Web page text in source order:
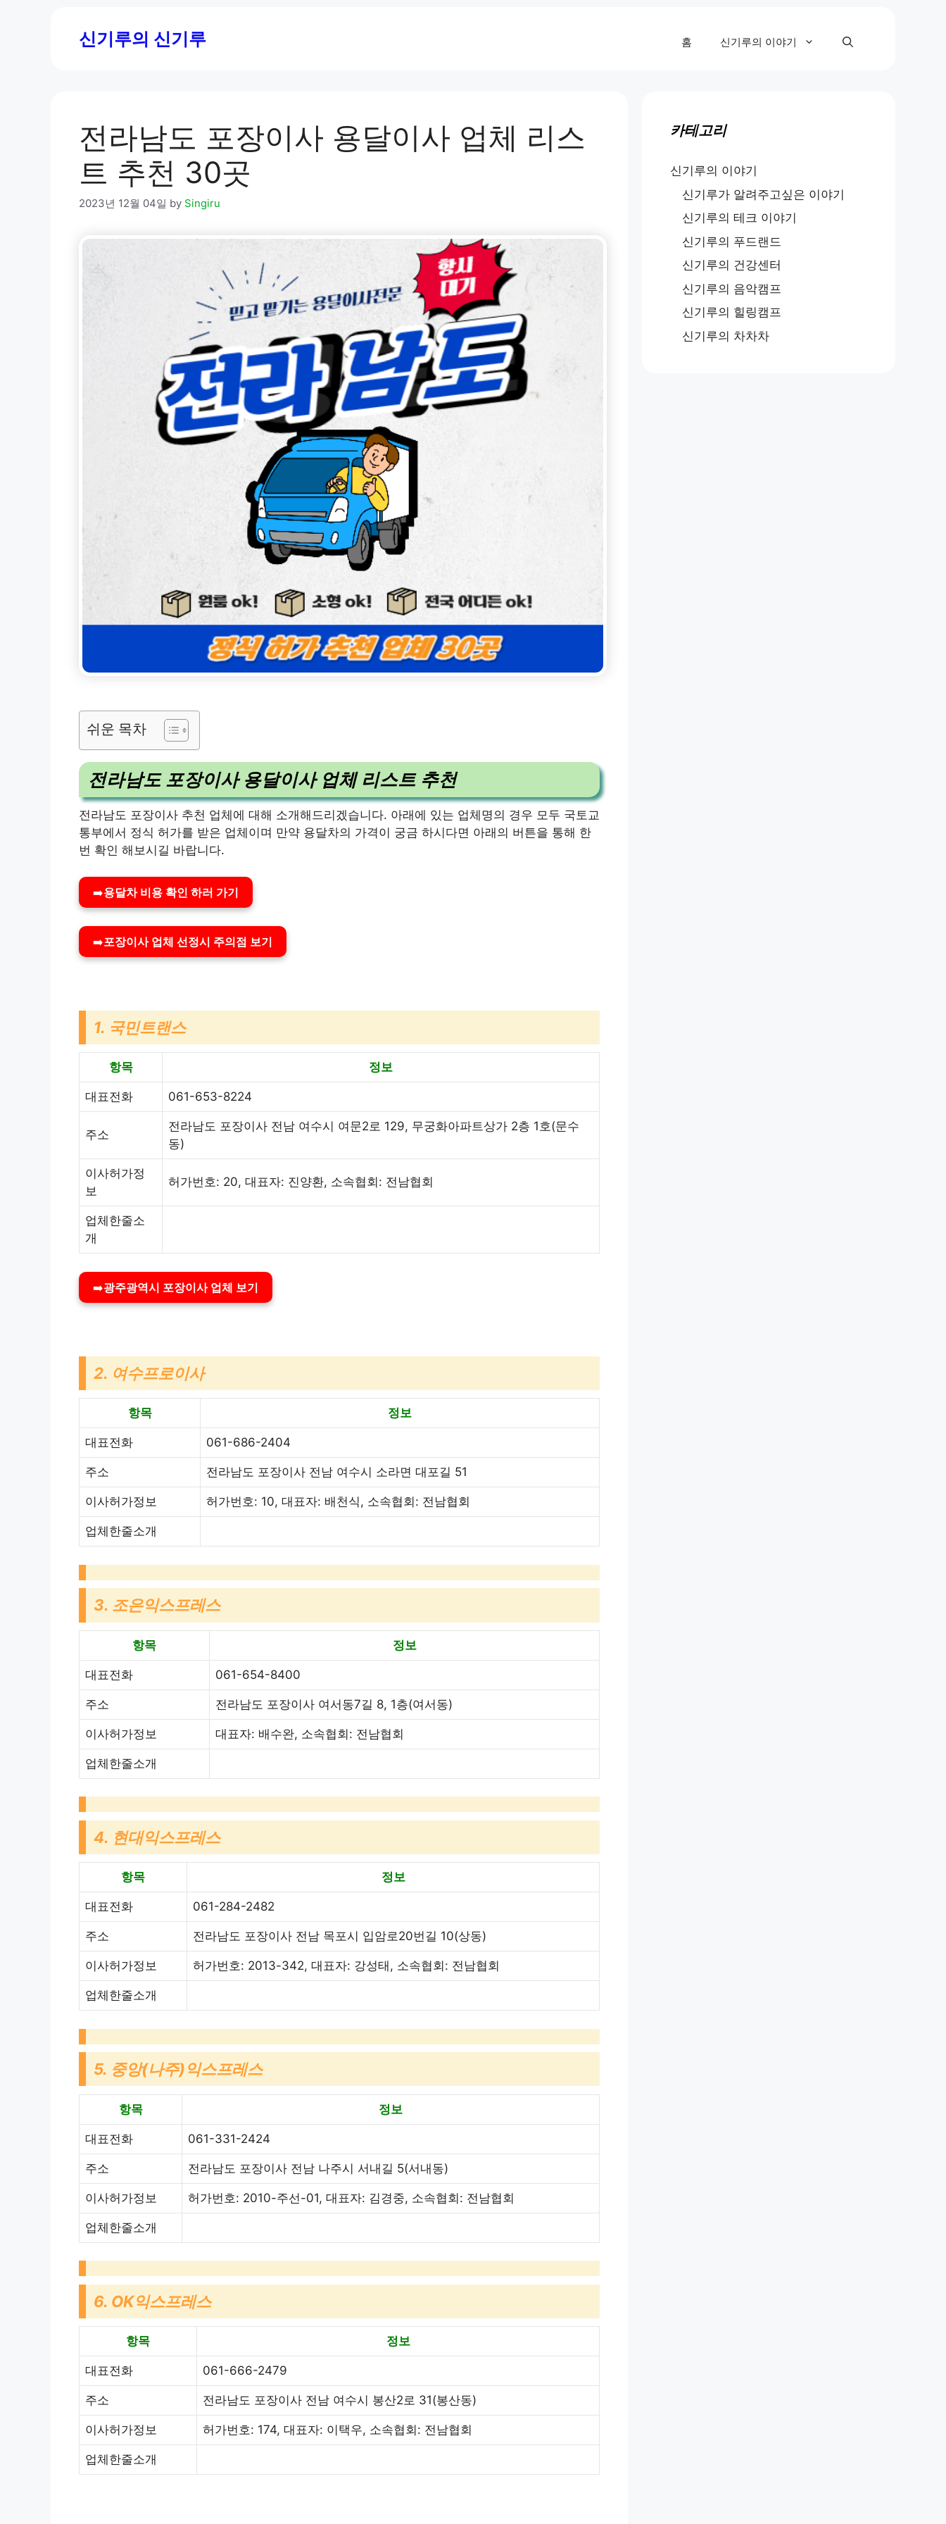
신기루의 신기루 홈 신기루의 이야기
전라남도 포장이사 용달이사 업체 리스
트 추천 30곳
2023년 12월 04일 by Singiru
쉬운 목차
전라남도 포장이사 용달이사 업체 리스트 추천
전라남도 포장이사 추천 업체에 대해 소개해드리겠습니다. 아래에 있는 업체명의 경우 모두 국토교
통부에서 정식 허가를 받은 업체이며 만약 용달차의 가격이 궁금 하시다면 아래의 버튼을 통해 한
번 확인 해보시길 바랍니다.
➡️용달차 비용 확인 하러 가기
➡️포장이사 업체 선정시 주의점 보기
1. 국민트랜스
항목 정보
대표전화 061-653-8224
주소
전라남도 포장이사 전남 여수시 여문2로 129, 무궁화아파트상가 2층 1호(문수
동)
이사허가정
보
허가번호: 20, 대표자: 진양환, 소속협회: 전남협회
업체한줄소
개
➡️광주광역시 포장이사 업체 보기
2. 여수프로이사
항목 정보
대표전화 061-686-2404
주소 전라남도 포장이사 전남 여수시 소라면 대포길 51
이사허가정보 허가번호: 10, 대표자: 배천식, 소속협회: 전남협회
업체한줄소개
3. 조은익스프레스
항목 정보
대표전화 061-654-8400
주소 전라남도 포장이사 여서동7길 8, 1층(여서동)
이사허가정보 대표자: 배수완, 소속협회: 전남협회
업체한줄소개
4. 현대익스프레스
항목 정보
대표전화 061-284-2482
주소 전라남도 포장이사 전남 목포시 입암로20번길 10(상동)
이사허가정보 허가번호: 2013-342, 대표자: 강성태, 소속협회: 전남협회
업체한줄소개
5. 중앙(나주)익스프레스
항목 정보
대표전화 061-331-2424
주소 전라남도 포장이사 전남 나주시 서내길 5(서내동)
이사허가정보 허가번호: 2010-주선-01, 대표자: 김경중, 소속협회: 전남협회
업체한줄소개
6. OK익스프레스
항목 정보
대표전화 061-666-2479
주소 전라남도 포장이사 전남 여수시 봉산2로 31(봉산동)
이사허가정보 허가번호: 174, 대표자: 이택우, 소속협회: 전남협회
업체한줄소개
카테고리
신기루의 이야기
신기루가 알려주고싶은 이야기
신기루의 테크 이야기
신기루의 푸드랜드
신기루의 건강센터
신기루의 음악캠프
신기루의 힐링캠프
신기루의 차차차